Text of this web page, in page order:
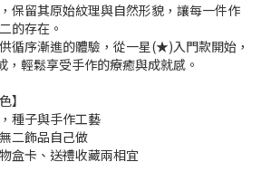
保留其原始紋理與自然形貌，讓每一件作
的存在。
循序漸進的體驗，從一星(★)入門款開始，
輕鬆享受手作的療癒與成就感。
】
種子與手作工藝
二飾品自己做
盒卡、送禮收藏兩相宜